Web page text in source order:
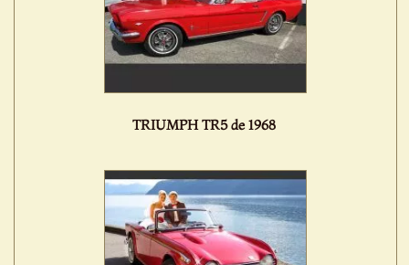
TRIUMPH TR5 de 1968